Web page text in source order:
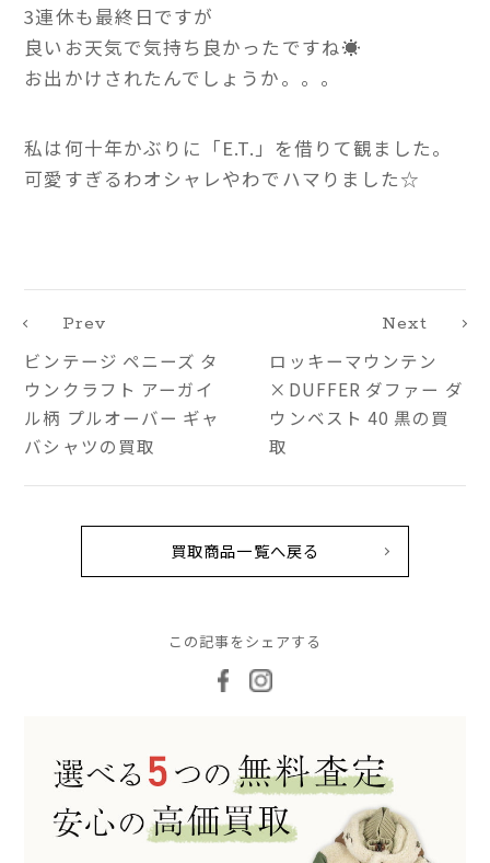
3連休も最終日ですが
良いお天気で気持ち良かったですね☀
お出かけされたんでしょうか。。。
私は何十年かぶりに「E.T.」を借りて観ました。
可愛すぎるわオシャレやわでハマりました☆
Prev
ビンテージ ペニーズ タ
ウンクラフト アーガイ
ル柄 プルオーバー ギャ
バシャツの買取
Next
ロッキーマウンテン
×DUFFER ダファー ダ
ウンベスト 40 黒の買
取
買取商品一覧へ戻る
この記事をシェアする